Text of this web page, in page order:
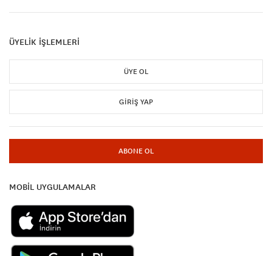
ÜYELİK İŞLEMLERİ
ÜYE OL
GIRIŞ YAP
ABONE OL
MOBİL UYGULAMALAR